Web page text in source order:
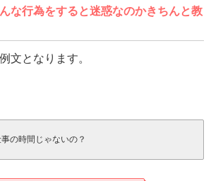
な行為をすると迷惑なのかきちんと教
文となります。
事の時間じゃないの？